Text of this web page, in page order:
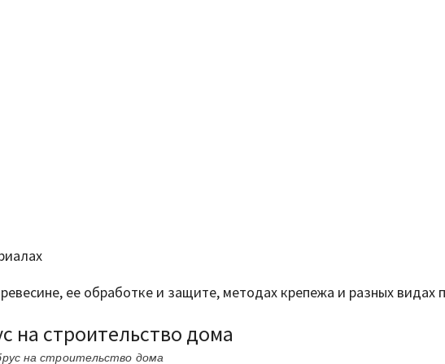
ее обработке и защите, методах крепежа и разных видах
на строительство дома
на строительство дома